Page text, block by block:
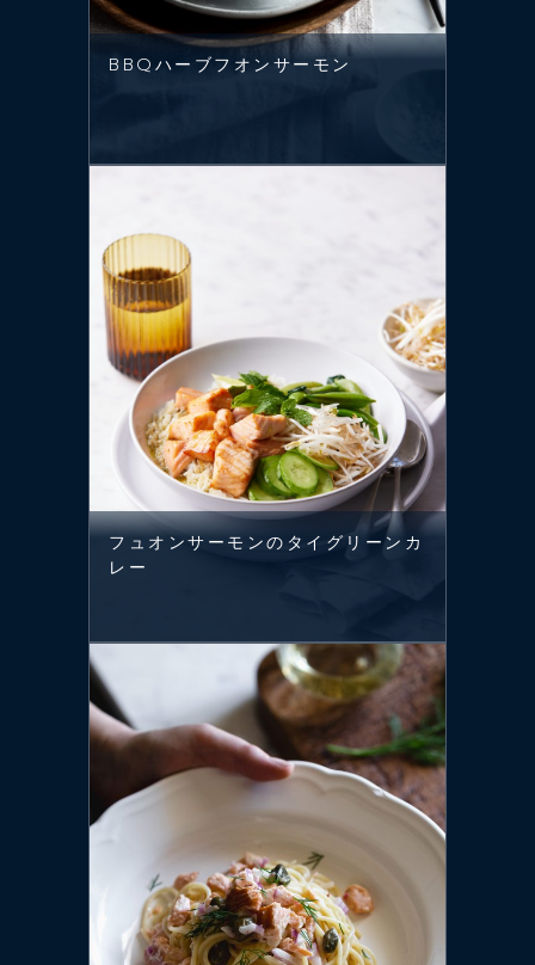
BBQハーブフオンサーモン
フュオンサーモンのタイグリーンカ
レー